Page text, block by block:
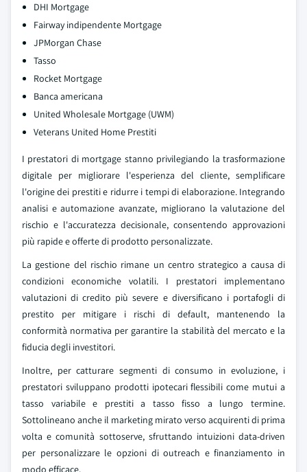
DHI Mortgage
Fairway indipendente Mortgage
JPMorgan Chase
Tasso
Rocket Mortgage
Banca americana
United Wholesale Mortgage (UWM)
Veterans United Home Prestiti
I prestatori di mortgage stanno privilegiando la trasformazione
digitale per migliorare l'esperienza del cliente, semplificare
l'origine dei prestiti e ridurre i tempi di elaborazione. Integrando
analisi e automazione avanzate, migliorano la valutazione del
rischio e l'accuratezza decisionale, consentendo approvazioni
più rapide e offerte di prodotto personalizzate.
La gestione del rischio rimane un centro strategico a causa di
condizioni economiche volatili. I prestatori implementano
valutazioni di credito più severe e diversificano i portafogli di
prestito per mitigare i rischi di default, mantenendo la
conformità normativa per garantire la stabilità del mercato e la
fiducia degli investitori.
Inoltre, per catturare segmenti di consumo in evoluzione, i
prestatori sviluppano prodotti ipotecari flessibili come mutui a
tasso variabile e prestiti a tasso fisso a lungo termine.
Sottolineano anche il marketing mirato verso acquirenti di prima
volta e comunità sottoserve, sfruttando intuizioni data-driven
per personalizzare le opzioni di outreach e finanziamento in
modo efficace.